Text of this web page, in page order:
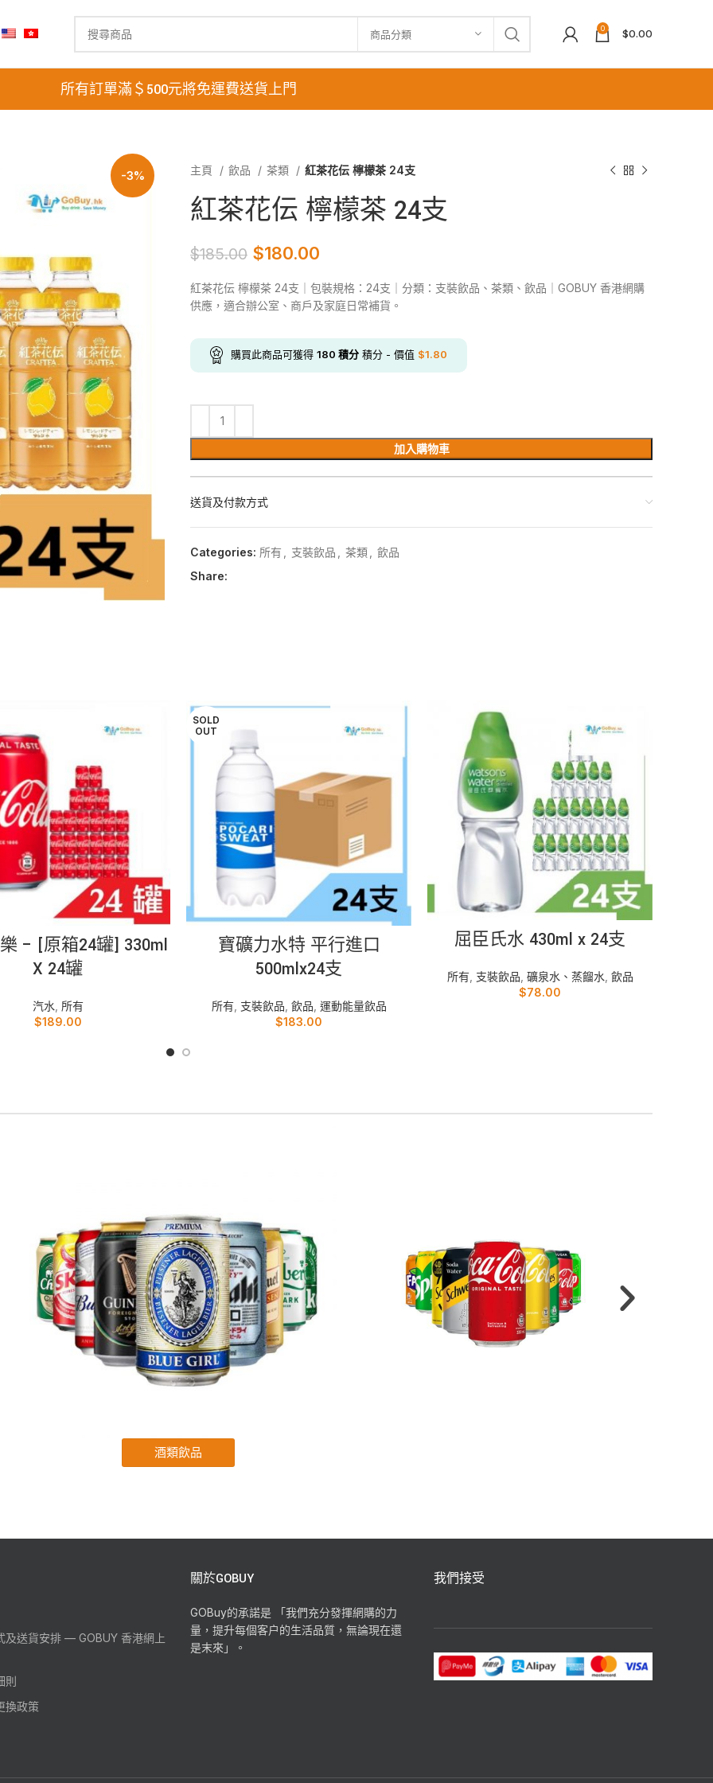
商品分類 0 $0.00
所有訂單滿＄500元將免運費送貨上門
-3% 主頁 飲品 茶類 紅茶花伝 檸檬茶 24支
紅茶花伝 檸檬茶 24支
$185.00 $180.00
紅茶花伝 檸檬茶 24支｜包裝規格：24支｜分類：支裝飲品、茶類、飲品｜GOBUY 香港網購
供應，適合辦公室、商戶及家庭日常補貨。
購買此商品可獲得 180 積分 積分 - 價值 $1.80
加入購物車
送貨及付款方式
Categories: 所有 支裝飲品 茶類
飲品
Share:
加入購物車
– [原箱24罐] 330ml
X 24罐
汽水 所有
$189.00
SOLD
OUT
READ MORE
寶礦力水特 平行進口
500mlx24支
所有, 支裝飲品 飲品 運動能量飲品
$183.00
屈臣氏水 430ml x 24支
所有, 支裝飲品 礦泉水、蒸餾水 飲品
$78.00
及送貨安排 — GOBUY 香港網上
則
換政策
關於GOBUY
GOBuy的承諾是 「我們充分發揮網購的力
量，提升每個客户的生活品質，無論現在還
是末來」。
我們接受